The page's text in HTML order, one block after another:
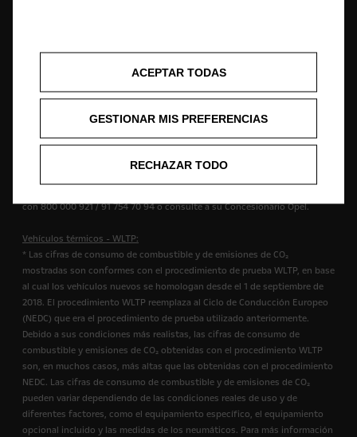
Los textos e imágenes pueden referirse o mostrar equipamiento opcional
no incluido de serie y disponible con un coste adicional. La información
y el equipamiento. Los colores mostrados son solo una aproximación a
los colores reales. La disponibilidad, características técnicas y el
con 800 000 921 / 91 754 70 94 o consulte a su Concesionario Opel.
Vehículos térmicos - WLTP:
* Las cifras de consumo de combustible y de emisiones de CO₂
mostradas son conformes con el procedimiento de prueba WLTP, en base
al cual los vehículos nuevos se homologan desde el 1 de septiembre de
2018. El procedimiento WLTP reemplaza al Ciclo de Conducción Europeo
(NEDC) que era el procedimiento de prueba utilizado anteriormente.
Debido a sus condiciones más realistas, las cifras de consumo de
combustible y emisiones de CO₂ obtenidas con el procedimiento WLTP
son, en muchos casos, más altas que las obtenidas con el procedimiento
NEDC. Las cifras de consumo de combustible y de emisiones de CO₂
pueden variar dependiendo de las condiciones reales de uso y de
diferentes factores, como el equipamiento específico, el equipamiento
opcional incluido y las medidas de los neumáticos. Para más información
GESTIONAR MIS PREFERENCIAS
ACEPTAR TODAS
RECHAZAR TODO